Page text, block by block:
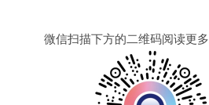
微信扫描下方的二维码阅读更